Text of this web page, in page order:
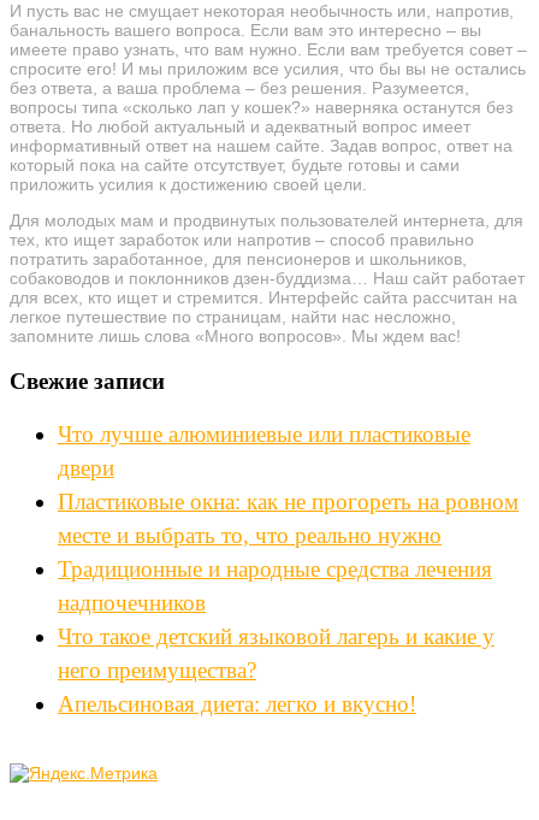
И пусть вас не смущает некоторая необычность или, напротив,
банальность вашего вопроса. Если вам это интересно – вы
имеете право узнать, что вам нужно. Если вам требуется совет –
спросите его! И мы приложим все усилия, что бы вы не остались
без ответа, а ваша проблема – без решения. Разумеется,
вопросы типа «сколько лап у кошек?» наверняка останутся без
ответа. Но любой актуальный и адекватный вопрос имеет
информативный ответ на нашем сайте. Задав вопрос, ответ на
который пока на сайте отсутствует, будьте готовы и сами
приложить усилия к достижению своей цели.
Для молодых мам и продвинутых пользователей интернета, для
тех, кто ищет заработок или напротив – способ правильно
потратить заработанное, для пенсионеров и школьников,
собаководов и поклонников дзен-буддизма… Наш сайт работает
для всех, кто ищет и стремится. Интерфейс сайта рассчитан на
легкое путешествие по страницам, найти нас несложно,
запомните лишь слова «Много вопросов». Мы ждем вас!
Свежие записи
Что лучше алюминиевые или пластиковые
двери
Пластиковые окна: как не прогореть на ровном
месте и выбрать то, что реально нужно
Традиционные и народные средства лечения
надпочечников
Что такое детский языковой лагерь и какие у
него преимущества?
Апельсиновая диета: легко и вкусно!